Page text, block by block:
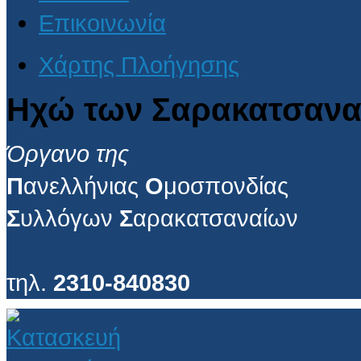
Επικοινωνία
Χάρτης Πλοήγησης
Ηχώ των
Όργανο της
Πανελλήνιας Ομοσπονδίας
Συλλόγων Σαρακατσαναίων
τηλ. 2310-840830